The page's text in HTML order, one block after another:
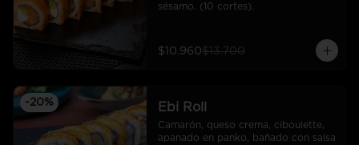
sésamo. (10 cortes).
$10.960$13.700
-20% Ebi Roll
Camarón, queso crema, ciboulette,
apanado en panko, bañado con salsa